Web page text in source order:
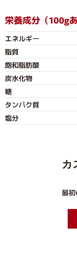
栄養成分（100gあ
エネルギー
脂質
飽和脂肪酸
炭水化物
糖
タンパク質
塩分
カ
最